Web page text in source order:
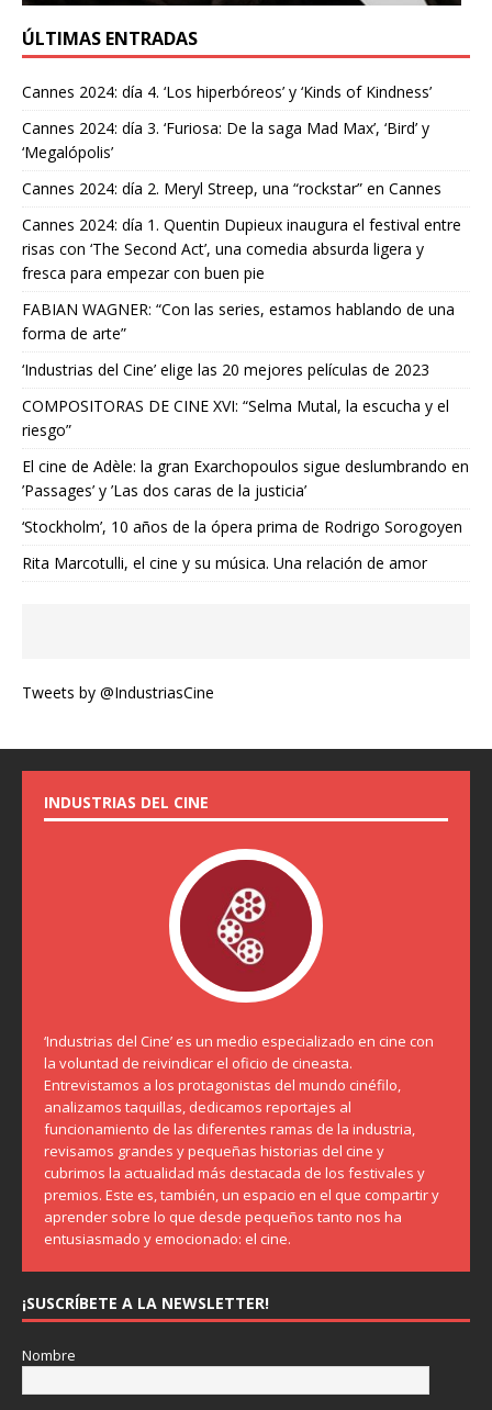
ÚLTIMAS ENTRADAS
Cannes 2024: día 4. ‘Los hiperbóreos’ y ‘Kinds of Kindness’
Cannes 2024: día 3. ‘Furiosa: De la saga Mad Max’, ‘Bird’ y
‘Megalópolis’
Cannes 2024: día 2. Meryl Streep, una “rockstar” en Cannes
Cannes 2024: día 1. Quentin Dupieux inaugura el festival entre
risas con ‘The Second Act’, una comedia absurda ligera y
fresca para empezar con buen pie
FABIAN WAGNER: “Con las series, estamos hablando de una
forma de arte”
‘Industrias del Cine’ elige las 20 mejores películas de 2023
COMPOSITORAS DE CINE XVI: “Selma Mutal, la escucha y el
riesgo”
El cine de Adèle: la gran Exarchopoulos sigue deslumbrando en
’Passages’ y ’Las dos caras de la justicia’
‘Stockholm’, 10 años de la ópera prima de Rodrigo Sorogoyen
Rita Marcotulli, el cine y su música. Una relación de amor
Tweets by @IndustriasCine
INDUSTRIAS DEL CINE
‘Industrias del Cine’ es un medio especializado en cine con
la voluntad de reivindicar el oficio de cineasta.
Entrevistamos a los protagonistas del mundo cinéfilo,
analizamos taquillas, dedicamos reportajes al
funcionamiento de las diferentes ramas de la industria,
revisamos grandes y pequeñas historias del cine y
cubrimos la actualidad más destacada de los festivales y
premios. Este es, también, un espacio en el que compartir y
aprender sobre lo que desde pequeños tanto nos ha
entusiasmado y emocionado: el cine.
¡SUSCRÍBETE A LA NEWSLETTER!
Nombre